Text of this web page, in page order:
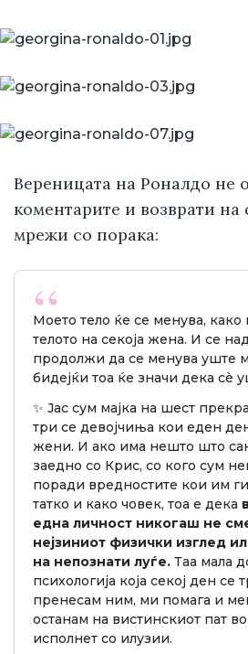
Вереницата на Роналдо не
коментарите и возврати на
мрежи со порака:
Моето тело ќе се менува,
телото на секоја жена. И се
продолжи да се менува уште
бидејќи тоа ќе значи дека сè
✨ Јас сум мајка на шест
три се девојчиња кои еден
жени. И ако има нешто што
заедно со Крис, со кого сум
поради вредностите кои им
татко и како човек, тоа е дека
една личност никогаш не
нејзиниот физички изглед
на непознати луѓе. Таа мала
психологија која секој ден се
пренесам ним, ми помага и
останам на вистинскиот пат во
исполнет со илузии.